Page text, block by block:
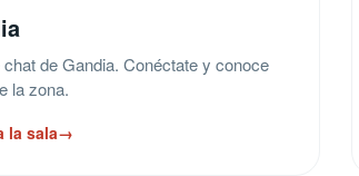
chat de Gandia. Conéctate y conoce
la zona.
la sala→